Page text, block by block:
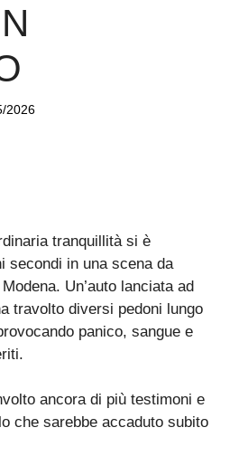
2026
tranquillità si è
secondi in una scena da
Un’auto lanciata ad
travolto diversi pedoni lungo
panico, sangue e
ancora di più testimoni e
che sarebbe accaduto subito